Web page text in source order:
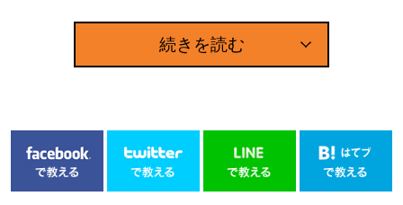
続きを読む